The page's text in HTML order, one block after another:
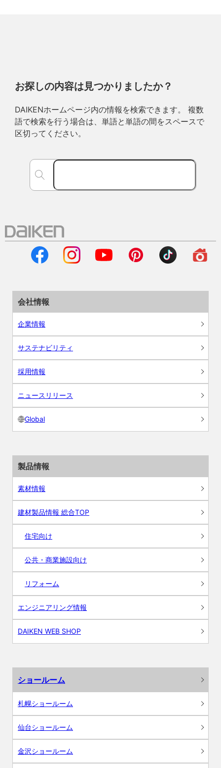
お探しの内容は見つかりましたか？
DAIKENホームページ内の情報を検索できます。 複数
語で検索を行う場合は、単語と単語の間をスペースで
区切ってください。
会社情報
企業情報
サステナビリティ
採用情報
ニュースリリース
Global
製品情報
素材情報
建材製品情報 総合TOP
住宅向け
公共・商業施設向け
リフォーム
エンジニアリング情報
DAIKEN WEB SHOP
ショールーム
札幌ショールーム
仙台ショールーム
金沢ショールーム